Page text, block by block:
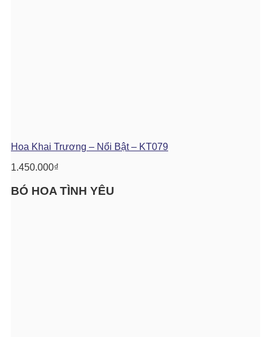
Hoa Khai Trương – Nổi Bật – KT079
1.450.000₫
BÓ HOA TÌNH YÊU